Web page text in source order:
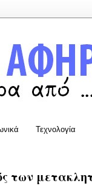
Τεχνολογία
των